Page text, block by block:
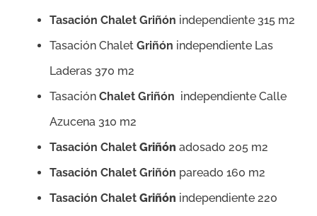
Tasación Chalet Griñón independiente 315 m2
Tasación Chalet Griñón independiente Las
Laderas 370 m2
Tasación Chalet Griñón independiente Calle
Azucena 310 m2
Tasación Chalet Griñón adosado 205 m2
Tasación Chalet Griñón pareado 160 m2
Tasación Chalet Griñón independiente 220